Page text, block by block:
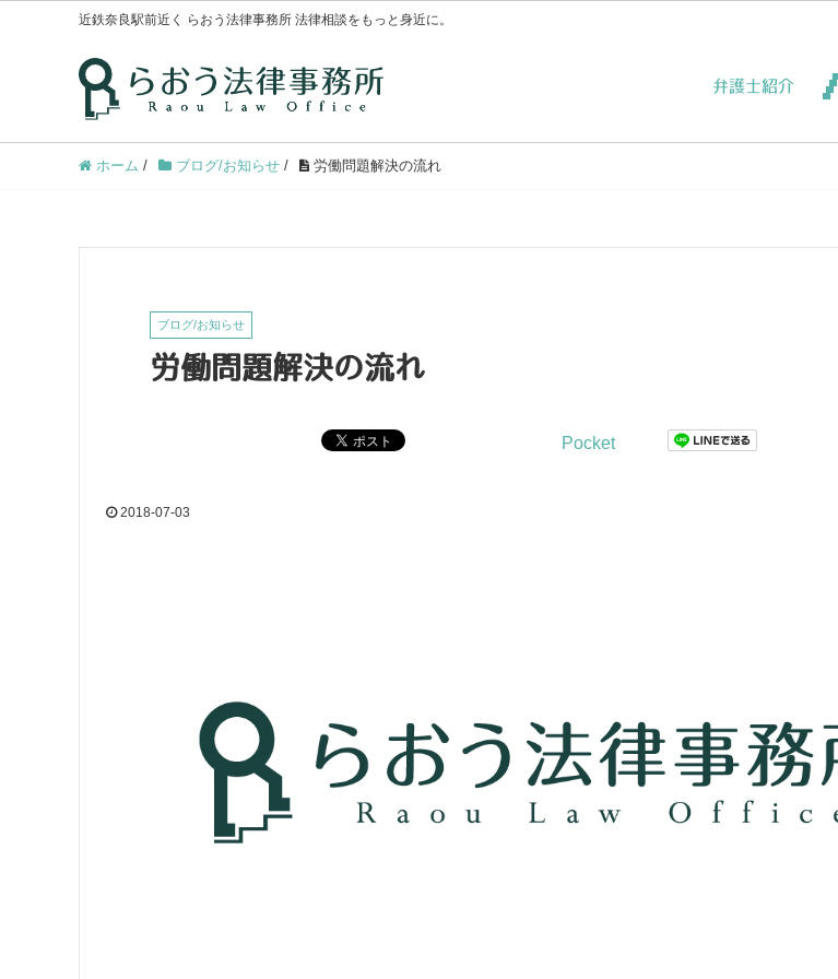
近鉄奈良駅前近く らおう法律事務所 法律相談をもっと身近に。
弁護士紹介
ホーム / ブログ/お知らせ / 労働問題解決の流れ
ブログ/お知らせ
労働問題解決の流れ
Pocket
2018-07-03